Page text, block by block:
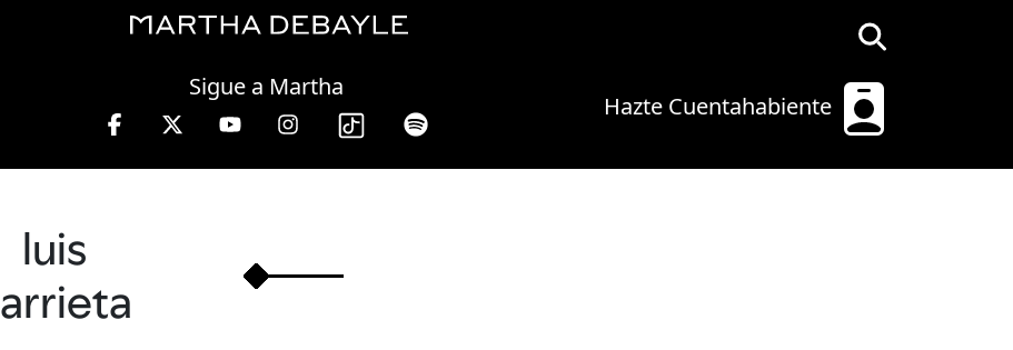
Hazte Cuentahabiente
Sigue a Martha
luis
arrieta